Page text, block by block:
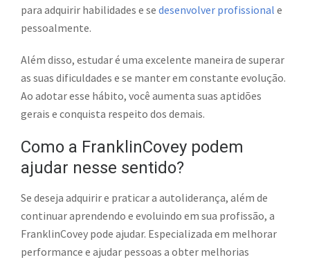
para adquirir habilidades e se desenvolver profissional e
pessoalmente.
Além disso, estudar é uma excelente maneira de superar
as suas dificuldades e se manter em constante evolução.
Ao adotar esse hábito, você aumenta suas aptidões
gerais e conquista respeito dos demais.
Como a FranklinCovey podem
ajudar nesse sentido?
Se deseja adquirir e praticar a autoliderança, além de
continuar aprendendo e evoluindo em sua profissão, a
FranklinCovey pode ajudar. Especializada em melhorar
performance e ajudar pessoas a obter melhorias